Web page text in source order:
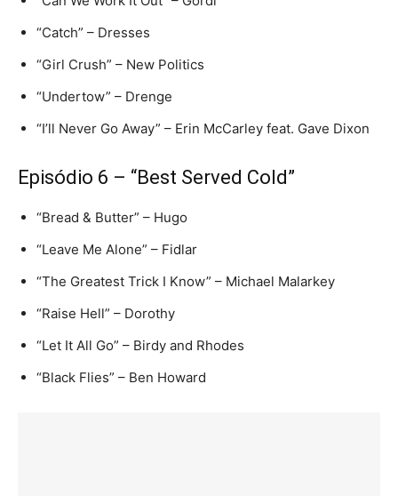
“Catch” – Dresses
“Girl Crush” – New Politics
“Undertow” – Drenge
“I’ll Never Go Away” – Erin McCarley feat. Gave Dixon
Episódio 6 – “Best Served Cold”
“Bread & Butter” – Hugo
“Leave Me Alone” – Fidlar
“The Greatest Trick I Know” – Michael Malarkey
“Raise Hell” – Dorothy
“Let It All Go” – Birdy and Rhodes
“Black Flies” – Ben Howard